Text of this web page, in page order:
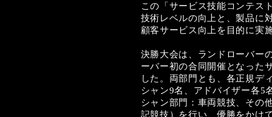
この「サービス技能コンテス
技術レベルの向上と、製品に
顧客サービス向上を目的に実
決勝大会は、ランドローバー
ーバー初の合同開催となった
した。両部門とも、各正規デ
シャン9名、アドバイザー各5
シャン部門：車両競技、その
記競技）を行い、優勝をかけ